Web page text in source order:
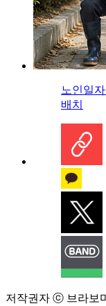
노인일
배치
저작권자 ⓒ 브라보